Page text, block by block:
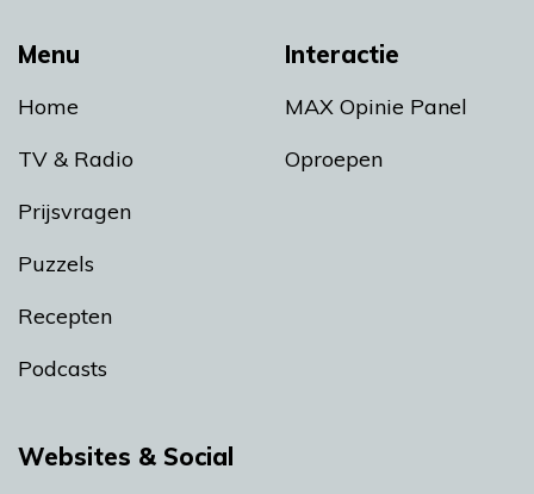
Menu
Home
TV & Radio
Prijsvragen
Puzzels
Recepten
Podcasts
Interactie
MAX Opinie Panel
Oproepen
Websites & Social